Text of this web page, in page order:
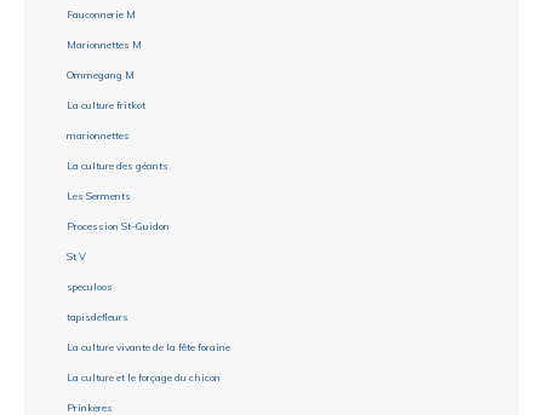
Fauconnerie M
Marionnettes M
Ommegang M
La culture fritkot
marionnettes
La culture des géants
Les Serments
Procession St-Guidon
St V
speculoos
tapisdefleurs
La culture vivante de la fête foraine
La culture et le forçage du chicon
Prinkeres